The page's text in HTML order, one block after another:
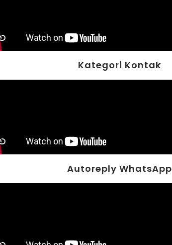
Kategori Kontak
Autoreply WhatsApp